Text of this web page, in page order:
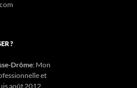
?
Drôme: Mon
et
août 2012.